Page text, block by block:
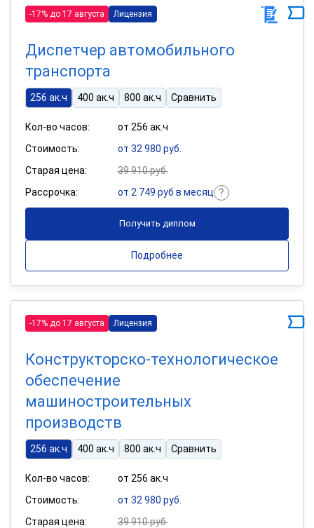
-17% до 17 августа Лицензия
Диспетчер автомобильного
транспорта
256 ак.ч 400 ак.ч 800 ак.ч Сравнить
Кол-во часов:
от 256 ак.ч
Стоимость:
от 32 980 руб.
Старая цена:
39 910 руб.
Рассрочка:
от 2 749 руб в месяц
Получить диплом
Подробнее
-17% до 17 августа Лицензия
Конструкторско-технологическое
обеспечение
машиностроительных
производств
256 ак.ч 400 ак.ч 800 ак.ч Сравнить
Кол-во часов:
от 256 ак.ч
Стоимость:
от 32 980 руб.
Старая цена:
39 910 руб.